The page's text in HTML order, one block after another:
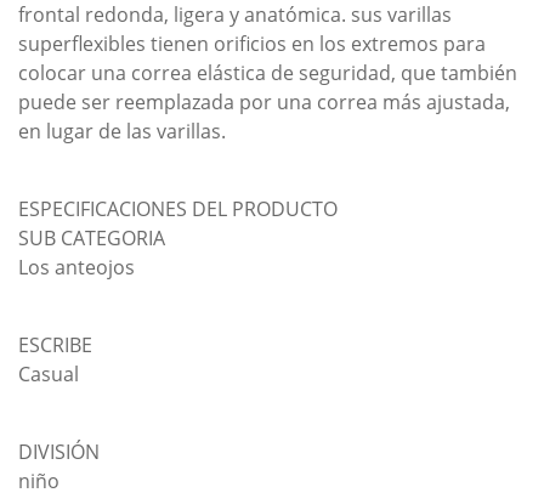
frontal redonda, ligera y anatómica. sus varillas
superflexibles tienen orificios en los extremos para
colocar una correa elástica de seguridad, que también
puede ser reemplazada por una correa más ajustada,
en lugar de las varillas.
ESPECIFICACIONES DEL PRODUCTO
SUB CATEGORIA
Los anteojos
ESCRIBE
Casual
DIVISIÓN
niño